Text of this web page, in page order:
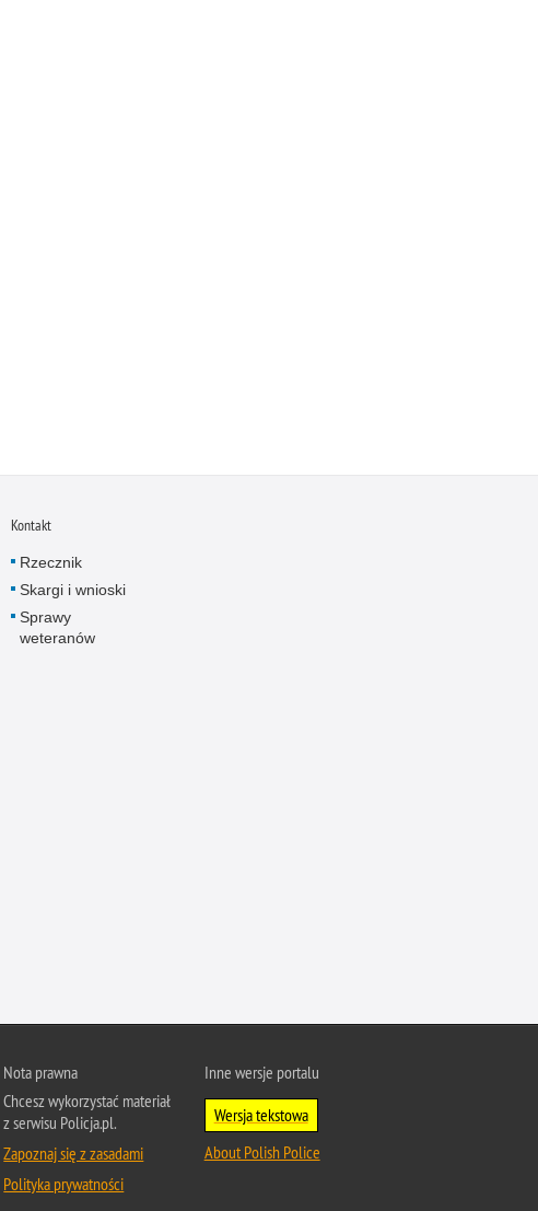
Policja inaczej
Policjant z pasją
Porwania
Pożary i podpalenia
Przestępczość internetowa
Przestępczość komputerowa
Przestępczość kryminalna
Przestępczość międzynarodowa
Kontakt
Rzecznik
Skargi i wnioski
Sprawy
weteranów
Nota prawna
Chcesz wykorzystać materiał
z serwisu Policja.pl.
Zapoznaj się z zasadami
Polityka prywatności
Inne wersje portalu
Wersja tekstowa
About Polish Police